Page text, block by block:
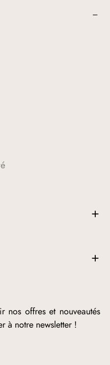
nos offres et nouveautés
à notre newsletter !